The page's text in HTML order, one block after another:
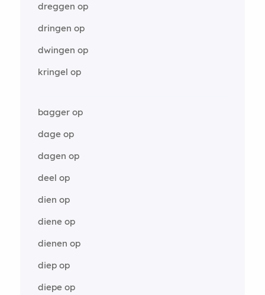
dreggen op
dringen op
dwingen op
kringel op
bagger op
dage op
dagen op
deel op
dien op
diene op
dienen op
diep op
diepe op